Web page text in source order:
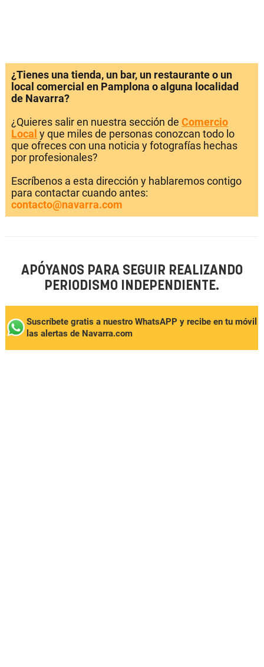
¿Tienes una tienda, un bar, un restaurante o un
local comercial en Pamplona o alguna localidad
de Navarra?
¿Quieres salir en nuestra sección de Comercio
Local y que miles de personas conozcan todo lo
que ofreces con una noticia y fotografías hechas
por profesionales?
Escríbenos a esta dirección y hablaremos contigo
para contactar cuando antes:
contacto@navarra.com
APÓYANOS PARA SEGUIR REALIZANDO
PERIODISMO INDEPENDIENTE.
Suscríbete gratis a nuestro WhatsAPP y recibe en tu móvil
las alertas de Navarra.com